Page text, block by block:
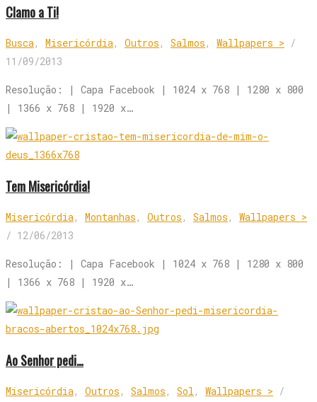
Clamo a Ti!
Busca, Misericórdia, Outros , Salmos , Wallpapers > /
11/09/2013
Resolução: | Capa Facebook | 1024 x 768 | 1280 x 800
| 1366 x 768 | 1920 x…
Tem Misericórdia!
Misericórdia, Montanhas , Outros , Salmos , Wallpapers >
/ 12/06/2013
Resolução: | Capa Facebook | 1024 x 768 | 1280 x 800
| 1366 x 768 | 1920 x…
Ao Senhor pedi…
Misericórdia, Outros , Salmos , Sol , Wallpapers > /